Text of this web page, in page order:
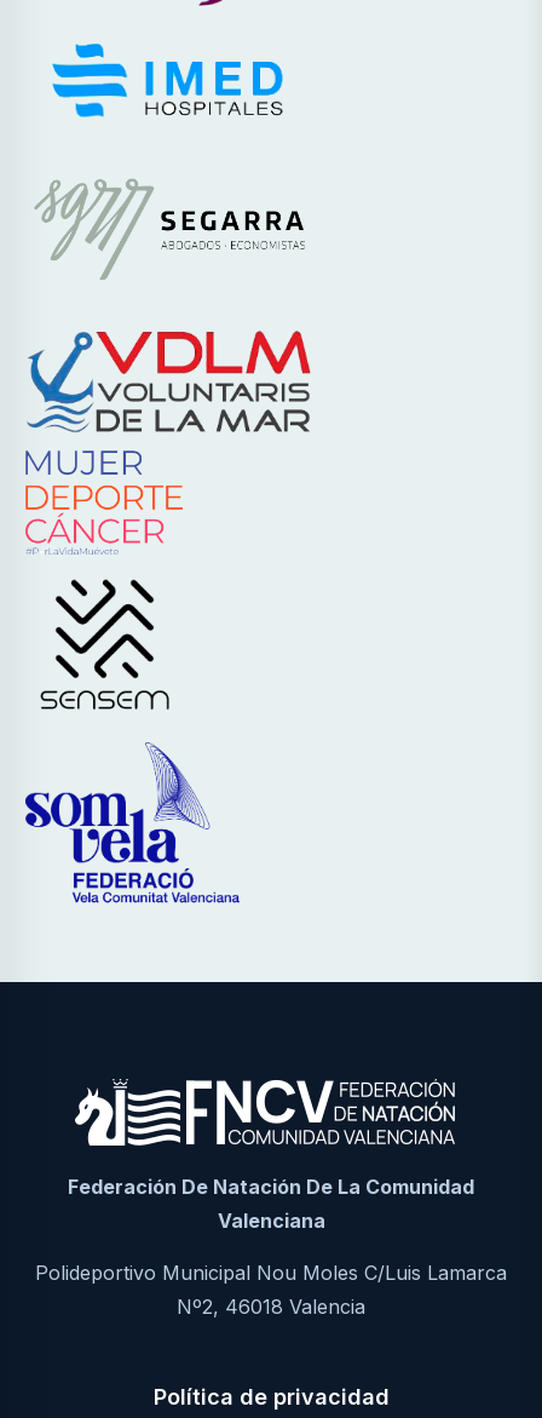
Federación De Natación De La Comunidad
Valenciana
Polideportivo Municipal Nou Moles C/Luis Lamarca
Nº2, 46018 Valencia
Política de privacidad